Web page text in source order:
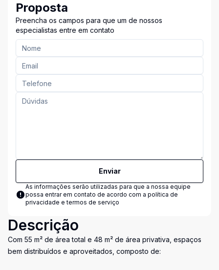
Proposta
Preencha os campos para que um de nossos
especialistas entre em contato
Enviar
As informações serão utilizadas para que a nossa equipe
possa entrar em contato de acordo com a política de
privacidade e termos de serviço
Descrição
Com 55 m² de área total e 48 m² de área privativa, espaços
bem distribuídos e aproveitados, composto de: